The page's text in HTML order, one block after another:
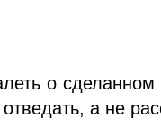
о
а не